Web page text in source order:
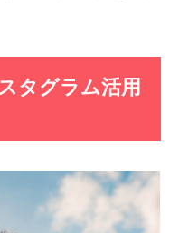
タグラム活用